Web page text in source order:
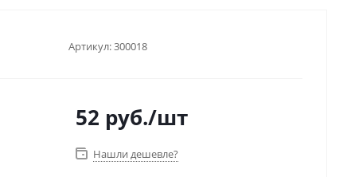
Артикул:300018
52 руб./шт
Нашли дешевле?